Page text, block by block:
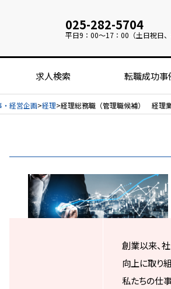
025-282-5704
平日9：00～17：00（土日祝日、
求人検索 転職成功事
・経営企画 経理 経理総務職（管理職候補） 経理
創業以来、
向上に取り
私たちの仕